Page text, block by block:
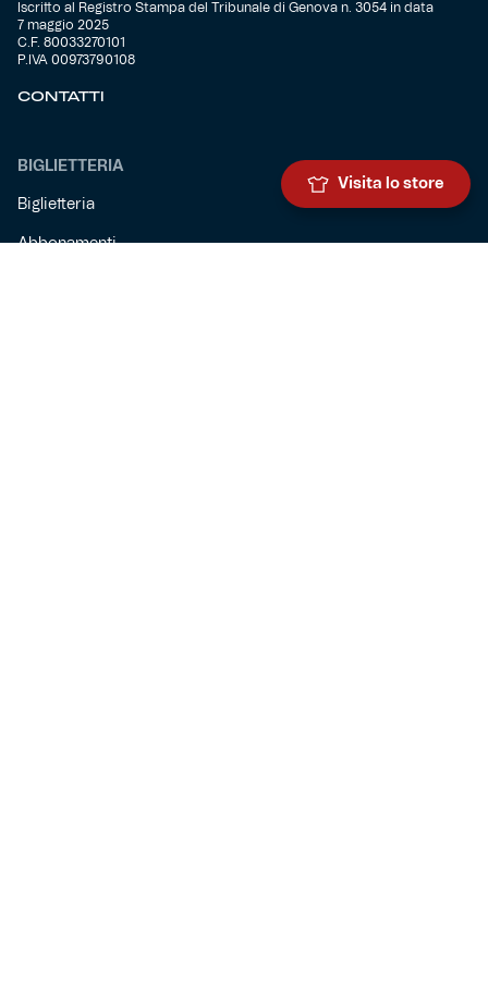
Iscritto al Registro Stampa del Tribunale di Genova n. 3054 in data
7 maggio 2025
C.F. 80033270101
P.IVA 00973790108
CONTATTI
BIGLIETTERIA
Biglietteria
Abbonamenti
Visita lo store